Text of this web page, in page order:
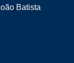
Batista